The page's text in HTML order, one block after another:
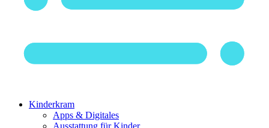
Kinderkram
Apps & Digitales
Ausstattung für Kinder